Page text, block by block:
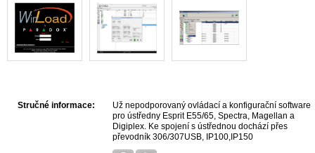
Stručné informace:
Už nepodporovaný ovládací a konfigurační software
pro ústředny Esprit E55/65, Spectra, Magellan a
Digiplex. Ke spojení s ústřednou dochází přes
převodník 306/307USB, IP100,IP150
PCS100/200/250, modem a Memory key PMC-5.